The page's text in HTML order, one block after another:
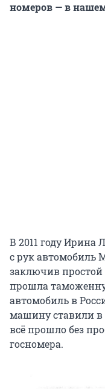
номеров — в
В 2011 году Ирина
с рук автомобиль
заключив
прошла
автомобиль в
машину ставили
всё прошло без
госномера.